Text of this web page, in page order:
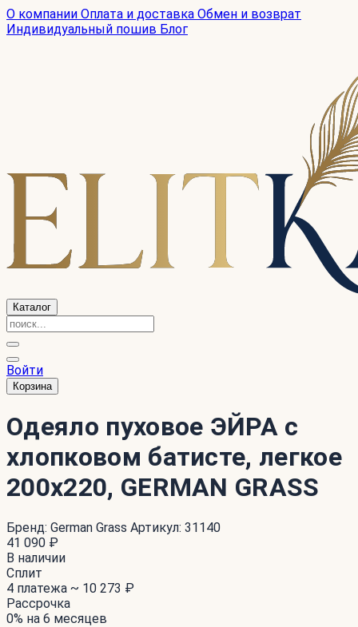
О компании Оплата и доставка Обмен и возврат
Индивидуальный пошив Блог
Каталог
Войти
Корзина
Одеяло пуховое ЭЙРА с
хлопковом батисте, легкое
200x220, GERMAN GRASS
Бренд: German Grass Артикул: 31140
41 090 ₽
В наличии
Сплит
4 платежа ~ 10 273 ₽
Рассрочка
0% на 6 месяцев